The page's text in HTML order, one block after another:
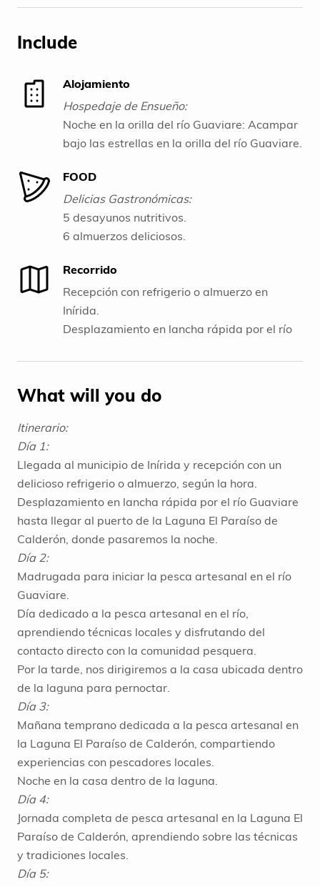
Include
Alojamiento
Hospedaje de Ensueño:
Noche en la orilla del río Guaviare: Acampar
bajo las estrellas en la orilla del río Guaviare.
Calderón: Descanso cómodo en el camping
con colchonetas.
Una noche en la ciudad de Inírida: Descanso
antes del regreso.
FOOD
Delicias Gastronómicas:
5 desayunos nutritivos.
6 almuerzos deliciosos.
Bebidas incluidas: 6 cervezas diarias, 3
bebidas hidratantes y agua recargable.
Recorrido
Recepción con refrigerio o almuerzo en
Inírida.
Desplazamiento en lancha rápida por el río
Pesca artesanal en el río Guaviare y Laguna
Aprendizaje de técnicas y tradiciones
What will you do
Itinerario:
Día 1:
Llegada al municipio de Inírida y recepción con un
delicioso refrigerio o almuerzo, según la hora.
Desplazamiento en lancha rápida por el río Guaviare
hasta llegar al puerto de la Laguna El Paraíso de
Calderón, donde pasaremos la noche.
Día 2:
Madrugada para iniciar la pesca artesanal en el río
Guaviare.
Día dedicado a la pesca artesanal en el río,
aprendiendo técnicas locales y disfrutando del
contacto directo con la comunidad pesquera.
Por la tarde, nos dirigiremos a la casa ubicada dentro
de la laguna para pernoctar.
Día 3:
Mañana temprano dedicada a la pesca artesanal en
la Laguna El Paraíso de Calderón, compartiendo
experiencias con pescadores locales.
Noche en la casa dentro de la laguna.
Día 4:
Jornada completa de pesca artesanal en la Laguna El
Paraíso de Calderón, aprendiendo sobre las técnicas
y tradiciones locales.
Día 5: